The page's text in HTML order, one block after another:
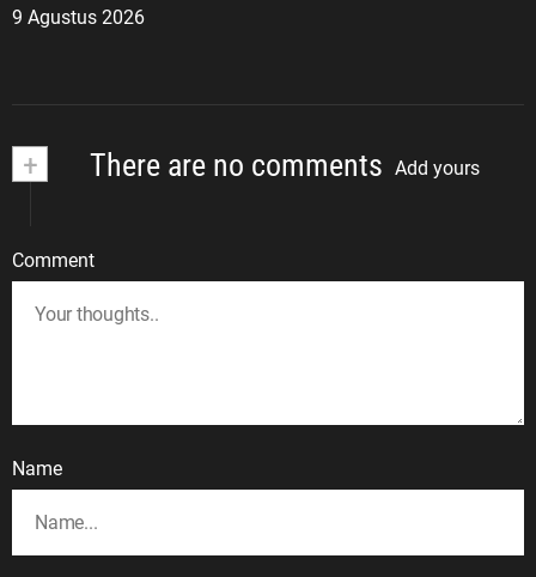
9 Agustus 2026
+ There are no comments Add yours
Comment
Name